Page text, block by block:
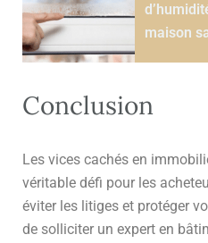
maison
Conclusion
Les vices cachés en
véritable défi pour les
éviter les litiges et protéger
de solliciter un expert en